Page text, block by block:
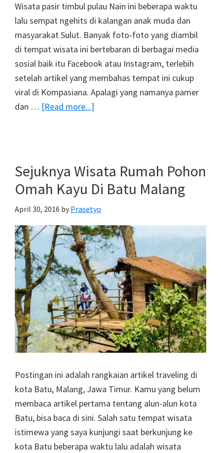
Wisata pasir timbul pulau Nain ini beberapa waktu
lalu sempat ngehits di kalangan anak muda dan
masyarakat Sulut. Banyak foto-foto yang diambil
di tempat wisata ini bertebaran di berbagai media
sosial baik itu Facebook atau Instagram, terlebih
setelah artikel yang membahas tempat ini cukup
viral di Kompasiana. Apalagi yang namanya pamer
dan … [Read more...]
Sejumput
Surga
Di
Utara
Sulawesi
Sejuknya Wisata Rumah Pohon
Omah Kayu Di Batu Malang
April 30, 2016 by Prasetyo
Postingan ini adalah rangkaian artikel traveling di
kota Batu, Malang, Jawa Timur. Kamu yang belum
membaca artikel pertama tentang alun-alun kota
Batu, bisa baca di sini. Salah satu tempat wisata
istimewa yang saya kunjungi saat berkunjung ke
kota Batu beberapa waktu lalu adalah wisata